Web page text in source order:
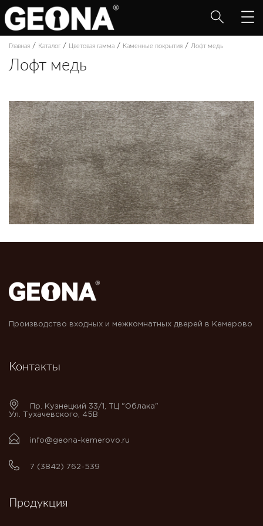
Главная / Каталог / Цветовая гамма / Каменные покрытия / Лофт медь
Лофт медь
Производство входных и межкомнатных дверей в Кемерово
Контакты
Пр. Кузнецкий 33/1, ТЦ "Облака"
Ул. Тухачевского, 45В
info@geona-kemerovo.ru
7 (3842) 762-539
Продукция